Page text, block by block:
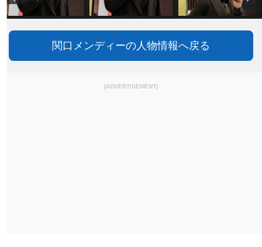
関口メンディーの人物情報へ戻る
[ADVERTISEMENT]